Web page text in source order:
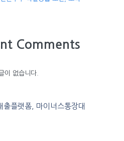
Comments
이 없습니다.
플랫폼, 마이너스통장대